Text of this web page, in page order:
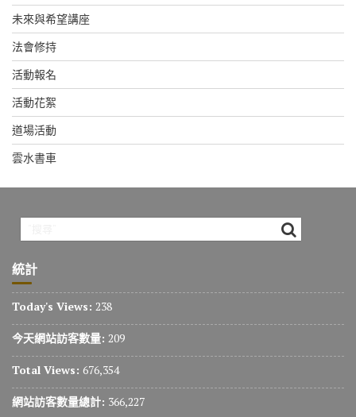
未來與希望講座
法會修持
活動報名
活動花絮
道場活動
雲水書車
統計
Today's Views: 238
今天網站訪客數量: 209
Total Views: 676,354
網站訪客數量總計: 366,227